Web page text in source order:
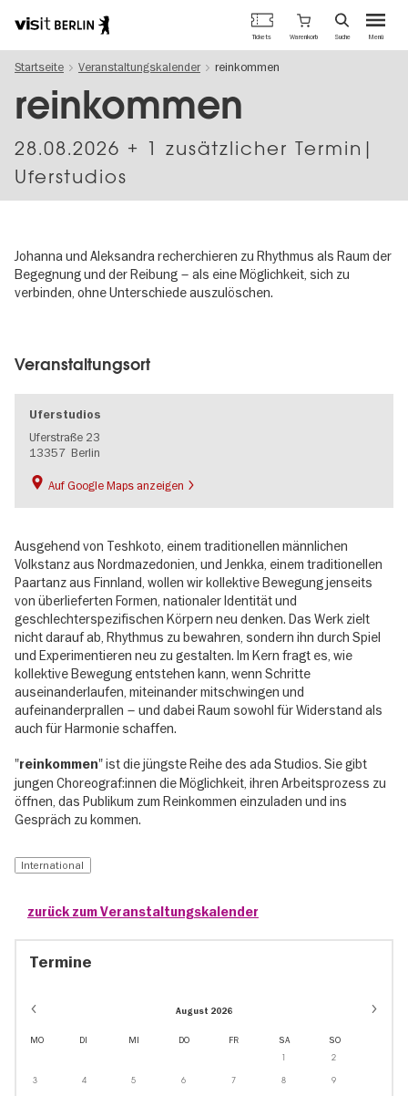
zum
Berlins
offizielles
Tourismusportal
Menü
Tickets Warenkorb Suche
Startseite Veranstaltungskalender reinkommen
reinkommen
28.08.2026 + 1 zusätzlicher Termin|
Uferstudios
Johanna und Aleksandra recherchieren zu Rhythmus als Raum der
Begegnung und der Reibung – als eine Möglichkeit, sich zu
verbinden, ohne Unterschiede auszulöschen.
Veranstaltungsort
Uferstudios
Uferstraße 23
13357 Berlin
Auf Google Maps anzeigen
Ausgehend von Teshkoto, einem traditionellen männlichen
Volkstanz aus Nordmazedonien, und Jenkka, einem traditionellen
Paartanz aus Finnland, wollen wir kollektive Bewegung jenseits
von überlieferten Formen, nationaler Identität und
geschlechterspezifischen Körpern neu denken. Das Werk zielt
nicht darauf ab, Rhythmus zu bewahren, sondern ihn durch Spiel
und Experimentieren neu zu gestalten. Im Kern fragt es, wie
kollektive Bewegung entstehen kann, wenn Schritte
auseinanderlaufen, miteinander mitschwingen und
aufeinanderprallen – und dabei Raum sowohl für Widerstand als
auch für Harmonie schaffen.
"reinkommen" ist die jüngste Reihe des ada Studios. Sie gibt
jungen Choreograf:innen die Möglichkeit, ihren Arbeitsprozess zu
öffnen, das Publikum zum Reinkommen einzuladen und ins
Gespräch zu kommen.
International
zurück zum Veranstaltungskalender
Termine
August 2026
MO DI MI DO FR SA SO
1 2
3 4 5 6 7 8 9